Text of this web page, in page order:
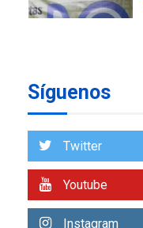
7
Síguenos
Twitter
Youtube
Instagram